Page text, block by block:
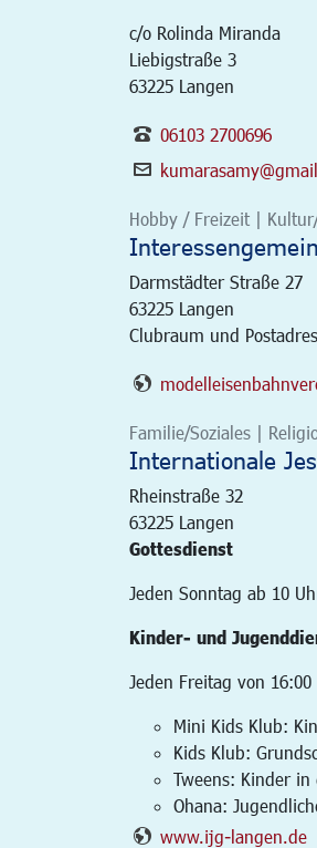
c/o Rolinda Miranda
Liebigstraße 3
63225 Langen
06103 2700696
Hobby / Freizeit |
Darmstädter Straße 27
63225 Langen
Clubraum und
Familie/Soziales |
Internationale
Rheinstraße 32
63225 Langen
Gottesdienst
Jeden Sonntag ab 10
Kinder- und
Jeden Freitag von
Mini Kids Klub:
Kids Klub:
Tweens: Kinder
Ohana:
www.ijg-langen.de